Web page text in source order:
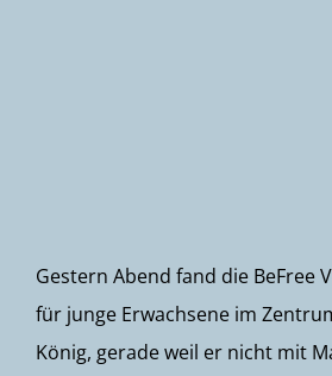
Gestern Abend fand die BeFree
für junge Erwachsene im
König, gerade weil er nicht mit